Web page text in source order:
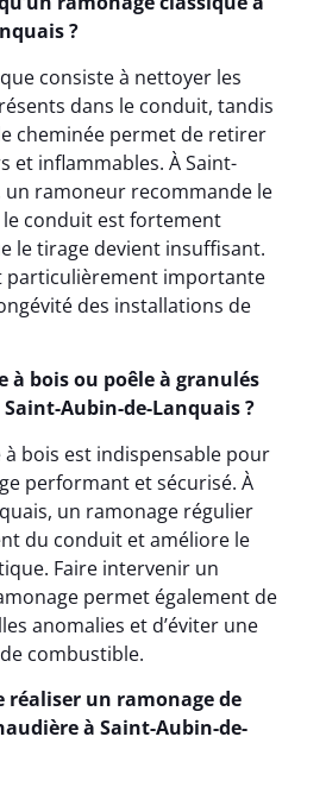
?
consiste à nettoyer les
dans le conduit, tandis
cheminée permet de retirer
et inflammables. À Saint-
un ramoneur recommande le
conduit est fortement
le tirage devient insuffisant.
particulièrement importante
des installations de
à bois ou poêle à granulés
Aubin-de-Lanquais ?
à bois est indispensable pour
performant et sécurisé. À
un ramonage régulier
du conduit et améliore le
Faire intervenir un
permet également de
anomalies et d’éviter une
combustible.
réaliser un ramonage de
à Saint-Aubin-de-